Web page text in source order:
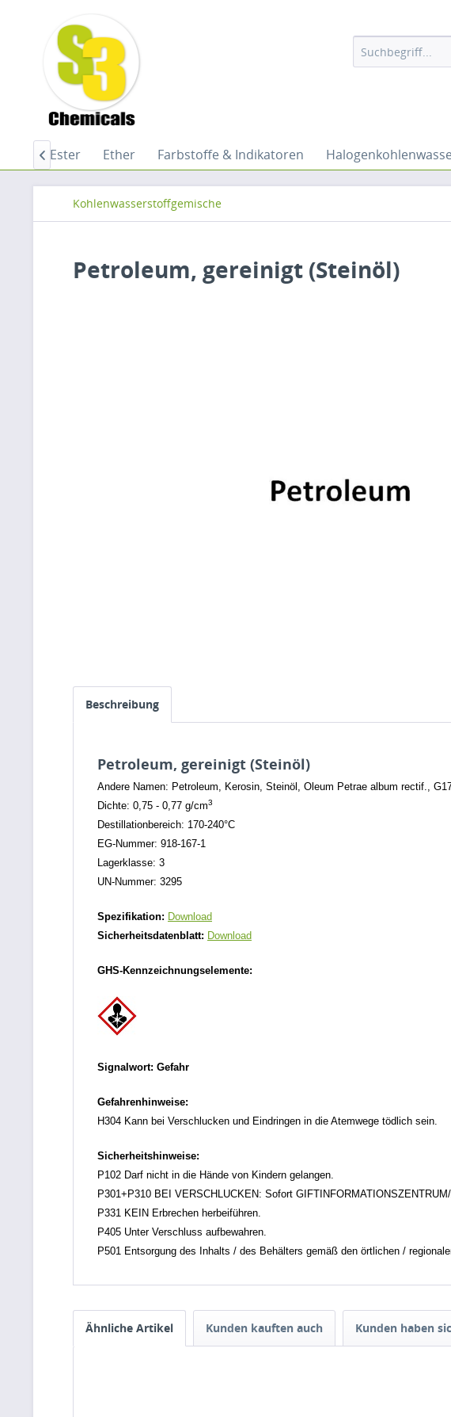
Ester Ether Farbstoffe & Indikatoren

Kohlenwasserstoffgemische
Petroleum, gereinigt (Steinöl)
Beschreibung
Petroleum, gereinigt (Steinöl)
Andere Namen: Petroleum, Kerosin, Steinöl, Oleum Petrae album rectif.,
Dichte: 0,75 - 0,77 g/cm3
Destillationbereich: 170-240°C
EG-Nummer: 918-167-1
Lagerklasse: 3
UN-Nummer: 3295
Spezifikation: Download
Sicherheitsdatenblatt: Download
GHS-Kennzeichnungselemente:
Signalwort: Gefahr
Gefahrenhinweise:
H304 Kann bei Verschlucken und Eindringen in die Atemwege tödlich sein.
Sicherheitshinweise:
P102 Darf nicht in die Hände von Kindern gelangen.
P301+P310 BEI VERSCHLUCKEN: Sofort
P331 KEIN Erbrechen herbeiführen.
P405 Unter Verschluss aufbewahren.
P501 Entsorgung des Inhalts / des Behälters gemäß den örtlichen /
Ähnliche Artikel Kunden kauften auch Kunden haben